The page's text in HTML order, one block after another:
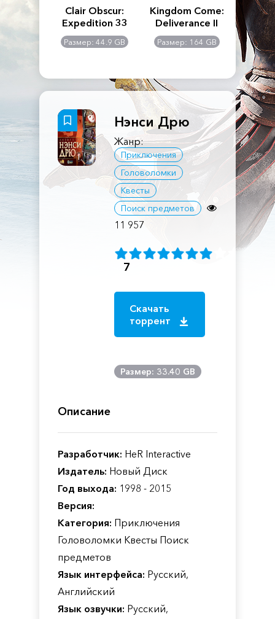
Creed
Clair Obscur:
Expedition 33
Размер: 44.9 GB
Kingdom Come:
Deliverance II
Размер: 164 GB
The
Нэнси Дрю
Жанр:
Приключения
Головоломки
Квесты
Поиск предметов
11 957
7
Скачать
торрент
Размер: 33.40 GB
Описание
Разработчик: HeR Interactive
Издатель: Новый Диск
Год выхода: 1998 - 2015
Версия:
Категория: Приключения
Головоломки Квесты Поиск
предметов
Язык интерфейса: Русский,
Английский
Язык озвучки: Русский,